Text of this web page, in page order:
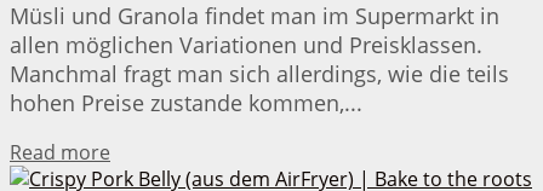
Müsli und Granola findet man im Supermarkt in
allen möglichen Variationen und Preisklassen.
Manchmal fragt man sich allerdings, wie die teils
hohen Preise zustande kommen,...
Read more